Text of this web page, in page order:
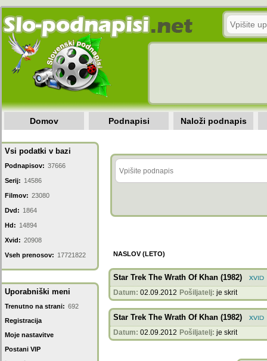
Domov Podnapisi Naloži podnapis
Vsi podatki v bazi
Podnapisov: 37666
Serij: 14586
Filmov: 23080
Dvd: 1864
Hd: 14894
Xvid: 20908
Vseh prenosov: 17721822
Uporabniški meni
Trenutno na strani: 692
Registracija
Moje nastavitve
Postani VIP
NASLOV (LETO)
Star Trek The Wrath Of Khan (1982)
Datum: 02.09.2012 Pošiljatelj: je skrit
Star Trek The Wrath Of Khan (1982)
Datum: 02.09.2012 Pošiljatelj: je skrit